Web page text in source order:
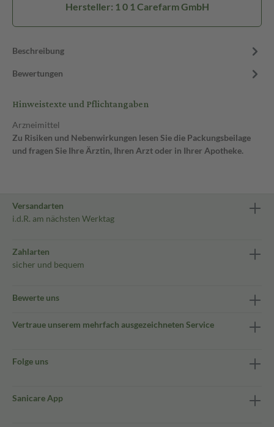
Hersteller: 1 0 1 Carefarm GmbH
Beschreibung
Bewertungen
Hinweistexte und Pflichtangaben
Arzneimittel
Zu Risiken und Nebenwirkungen lesen Sie die Packungsbeilage
und fragen Sie Ihre Ärztin, Ihren Arzt oder in Ihrer Apotheke.
Versandarten
i.d.R. am nächsten Werktag
Zahlarten
sicher und bequem
Bewerte uns
Vertraue unserem mehrfach ausgezeichneten Service
Folge uns
Sanicare App